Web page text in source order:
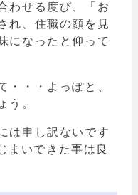
わせる度び、「お
れ、住職の顔を見
になったと仰って
・・・よっぽと、
う。
は申し訳ないです
まいできた事は良